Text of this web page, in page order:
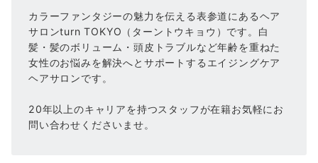
カラーファンタジーの魅力を伝える表参道にあるヘア
サロンturn TOKYO（ターントウキョウ）です。白
髪・髪のボリューム・頭皮トラブルなど年齢を重ねた
女性のお悩みを解決へとサポートするエイジングケア
ヘアサロンです。
20年以上のキャリアを持つスタッフが在籍お気軽にお
問い合わせくださいませ。